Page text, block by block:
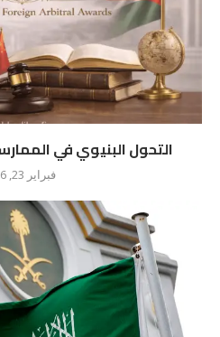
التحول البنيوي في
فبراير 23, 2026